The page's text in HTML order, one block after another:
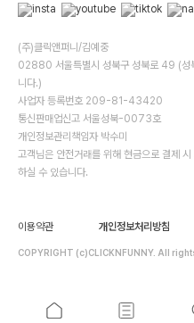
(주)클릭앤퍼니/김예중
02880 서울특별시 성북구 성북로 49 (성
니다.)
사업자 등록번호 209-81-43420
통신판매업신고 서울성북-0073호
개인정보관리책임자 박수미
고객님은 안전거래를 위해 현금으로 결제
하실 수 있습니다.
이용약관 개인정보처리방침
COPYRIGHT (c)CLICKNFUNNY. All